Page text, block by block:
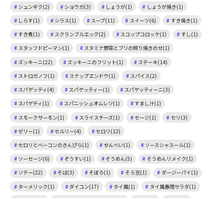
シュンギク(2)
ショウガ(3) しょうが(1)
しょうが焼き(1)
しらす(1)
シラス(1) スープ(11) スイーツ(6)
すき焼き(1)
すき煮(1)
スクランブルエッグ(2) スコップコロッケ(1)
すし(1)
スタッフドピーマン(1)
スタミナ野菜とブリの照り焼きのせ(1)
ズッキーニ(22)
ズッキーニのフリット(1)
ステーキ(14)
ストロガノフ(1)
スナップエンドウ(1)
スパイス(2)
スパゲッティ(4)
スパゲッティー(1)
スパゲッティーニ(3)
スパゲティ(1)
スパニッシュオムレツ(1)
すまし汁(1)
スモークサーモン(1)
スライスチーズ(1) セージ(1)
セリ(3)
ゼリー(1)
セルリー(4)
セロリ(12)
セロリとベーコンのきんぴら(1)
せんべい(1)
ソースシャスール(1)
ソーセージ(6)
ぞうすい(1) そうめん(5)
そうめんリメイク(1)
ソテー(22)
そば(3) そぼろ(1) そら豆(1)
ダージーパイ(1)
ターメリック(1)
ダイコン(17) タイ風(1)
タイ風春雨サラダ(1)